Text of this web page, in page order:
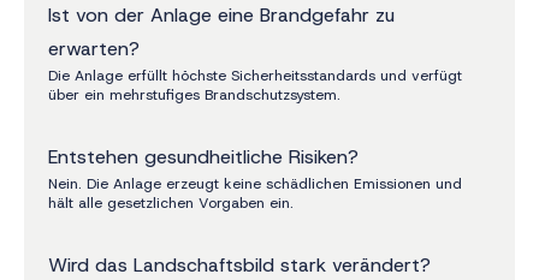
Ist von der Anlage eine Brandgefahr zu
erwarten?
Die Anlage erfüllt höchste Sicherheitsstandards und verfügt
über ein mehrstufiges Brandschutzsystem.
Entstehen gesundheitliche Risiken?
Nein. Die Anlage erzeugt keine schädlichen Emissionen und
hält alle gesetzlichen Vorgaben ein.
Wird das Landschaftsbild stark verändert?